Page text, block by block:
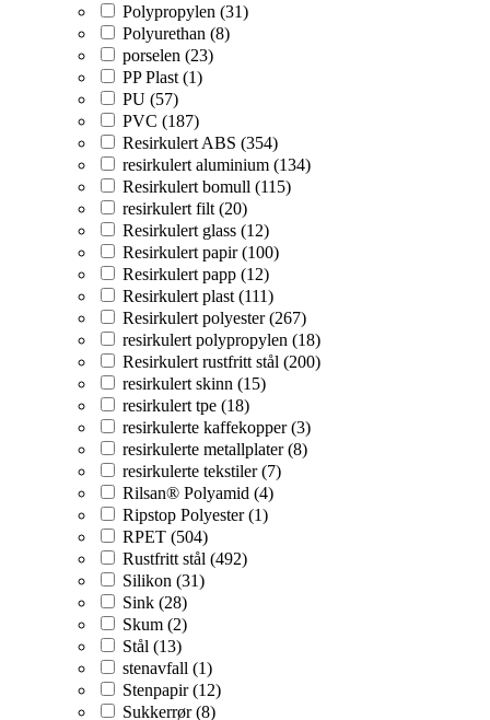
Polypropylen (31)
Polyurethan (8)
porselen (23)
PP Plast (1)
PU (57)
PVC (187)
Resirkulert ABS (354)
resirkulert aluminium (134)
Resirkulert bomull (115)
resirkulert filt (20)
Resirkulert glass (12)
Resirkulert papir (100)
Resirkulert papp (12)
Resirkulert plast (111)
Resirkulert polyester (267)
resirkulert polypropylen (18)
Resirkulert rustfritt stål (200)
resirkulert skinn (15)
resirkulert tpe (18)
resirkulerte kaffekopper (3)
resirkulerte metallplater (8)
resirkulerte tekstiler (7)
Rilsan® Polyamid (4)
Ripstop Polyester (1)
RPET (504)
Rustfritt stål (492)
Silikon (31)
Sink (28)
Skum (2)
Stål (13)
stenavfall (1)
Stenpapir (12)
Sukkerrør (8)